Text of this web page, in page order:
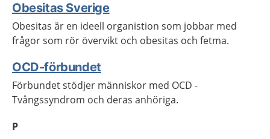
Obesitas Sverige
Obesitas är en ideell organistion som jobbar med
frågor som rör övervikt och obesitas och fetma.
OCD-förbundet
Förbundet stödjer människor med OCD -
Tvångssyndrom och deras anhöriga.
P